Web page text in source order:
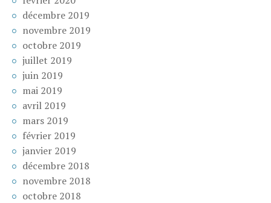
décembre 2019
novembre 2019
octobre 2019
juillet 2019
juin 2019
mai 2019
avril 2019
mars 2019
février 2019
janvier 2019
décembre 2018
novembre 2018
octobre 2018